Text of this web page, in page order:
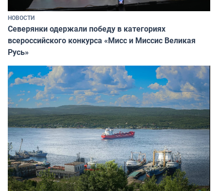
НОВОСТИ
Северянки одержали победу в категориях
всероссийского конкурса «Мисс и Миссис Великая
Русь»